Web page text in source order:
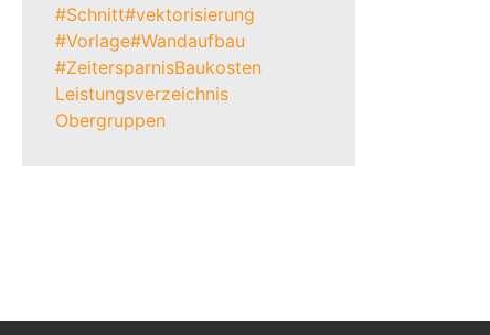
#Schnitt#vektorisierung
#Vorlage#Wandaufbau
#ZeitersparnisBaukosten
Leistungsverzeichnis
Obergruppen